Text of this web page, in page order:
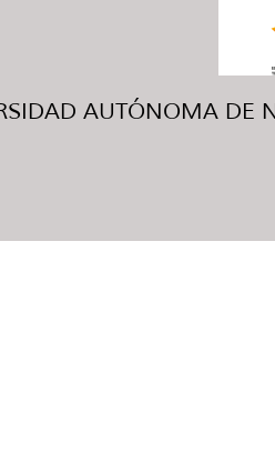
AUTÓNOMA DE